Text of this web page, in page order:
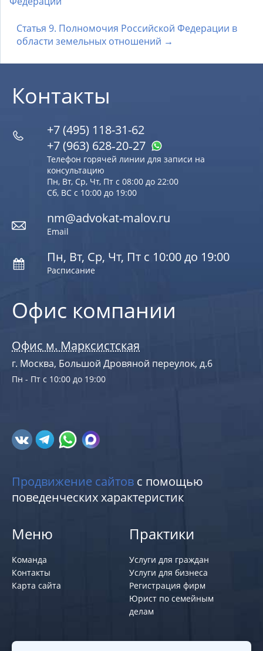
Статья 9. Полномочия Российской Федерации в
области земельных отношений →
Офис компании
Офис м. Марксистская
г. Москва, Большой Дровяной переулок, д.6
Пн - Пт с 10:00 до 19:00
Контакты
+7 (495) 118-31-62
+7 (963) 628‑20‑27
Телефон горячей линии для записи на
консультацию
Пн, Вт, Ср, Чт, Пт с 08:00 до 22:00
Сб, ВС с 10:00 до 19:00
nm@advokat-malov.ru
Email
Пн, Вт, Ср, Чт, Пт с 10:00 до 19:00
Расписание
Продвижение сайтов с помощью
поведенческих характеристик
Меню
Команда
Контакты
Карта сайта
Практики
Услуги для граждан
Услуги для бизнеса
Регистрация фирм
Юрист по семейным
делам